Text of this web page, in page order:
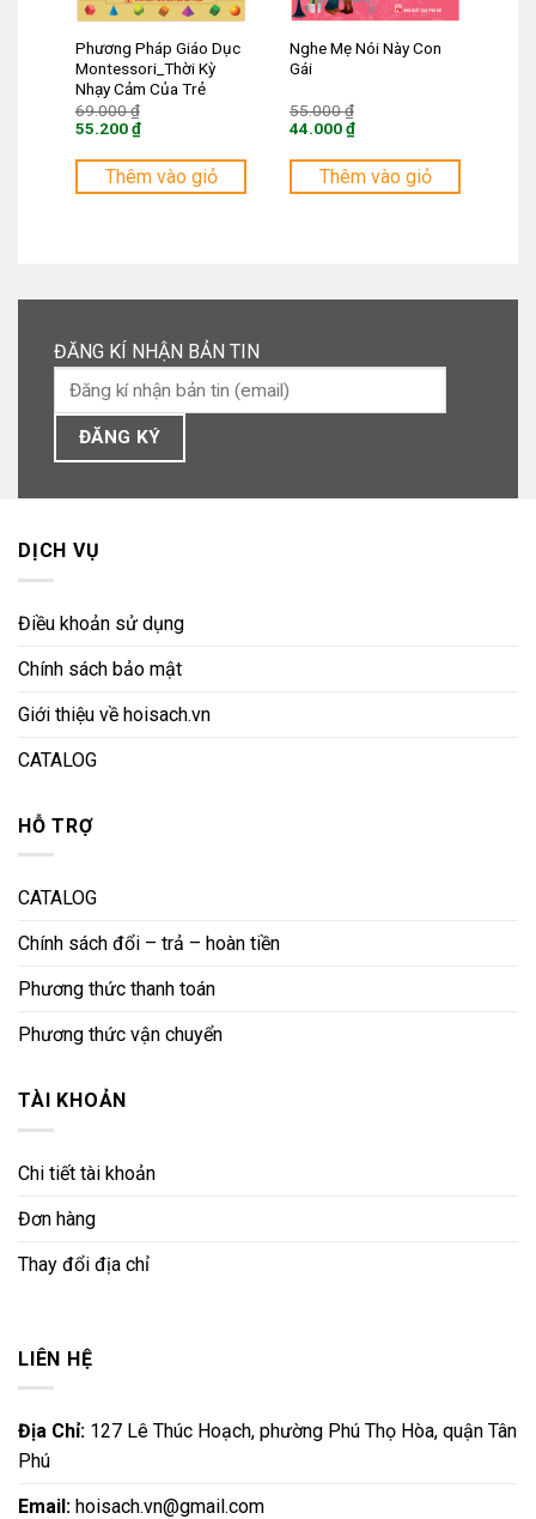
Phương Pháp Giáo Dục
Montessori_Thời Kỳ
Nhạy Cảm Của Trẻ
69.000₫
69.000 ₫.
55.200₫
hiện
là:
Thêm vào giỏ
Nghe Mẹ Nói Này Con
Gái
55.000₫
55.000 ₫.
44.000₫
hiện
là:
Thêm vào giỏ
ĐĂNG KÍ NHẬN BẢN TIN
DỊCH VỤ
Điều khoản sử dụng
Chính sách bảo mật
Giới thiệu về hoisach.vn
CATALOG
HỖ TRỢ
CATALOG
Chính sách đổi – trả – hoàn tiền
Phương thức thanh toán
Phương thức vận chuyển
TÀI KHOẢN
Chi tiết tài khoản
Đơn hàng
Thay đổi địa chỉ
LIÊN HỆ
Địa Chỉ: 127 Lê Thúc Hoạch, phường Phú Thọ Hòa, quận Tân
Phú
Email: hoisach.vn@gmail.com